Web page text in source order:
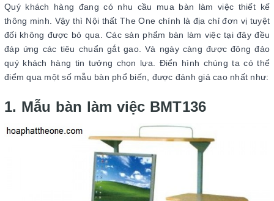
Quý khách hàng đang có nhu cầu mua bàn làm việc thiết kế
thông minh. Vậy thì Nội thất The One chính là địa chỉ đơn vị tuyệt
đối không được bỏ qua. Các sản phẩm bàn làm việc tại đây đều
đáp ứng các tiêu chuẩn gắt gao. Và ngày càng được đông đảo
quý khách hàng tin tưởng chọn lựa. Điển hình chúng ta có thể
điểm qua một số mẫu bàn phổ biến, được đánh giá cao nhất như:
1. Mẫu bàn làm việc BMT136